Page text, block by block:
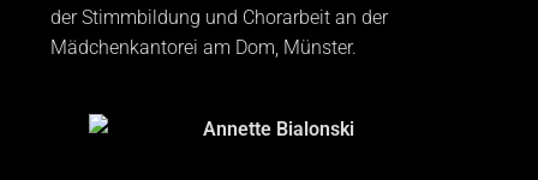
der Stimmbildung und Chorarbeit an der
Mädchenkantorei am Dom, Münster.